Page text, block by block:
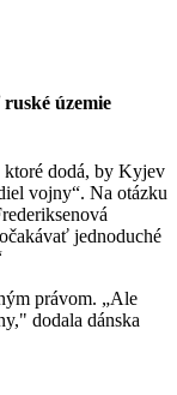
územie
ktoré dodá, by Kyjev
vojny“. Na otázku
jednoduché
právom. „Ale
dodala dánska